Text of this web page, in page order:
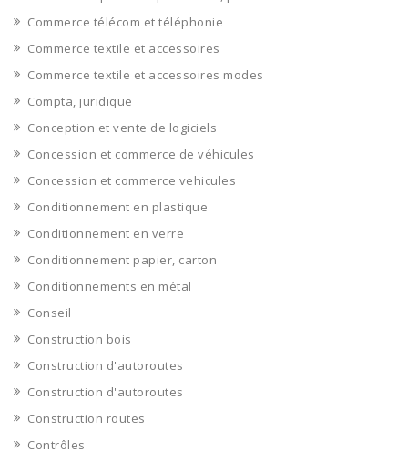
Commerce télécom et téléphonie
Commerce textile et accessoires
Commerce textile et accessoires modes
Compta, juridique
Conception et vente de logiciels
Concession et commerce de véhicules
Concession et commerce vehicules
Conditionnement en plastique
Conditionnement en verre
Conditionnement papier, carton
Conditionnements en métal
Conseil
Construction bois
Construction d'autoroutes
Construction d'autoroutes
Construction routes
Contrôles